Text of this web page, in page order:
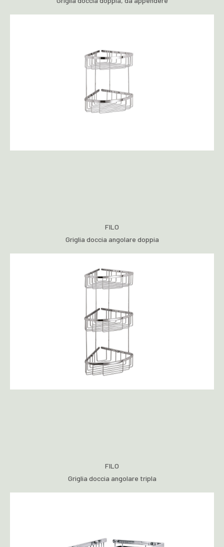
FILO
Griglia doccia angolare doppia
FILO
Griglia doccia angolare tripla